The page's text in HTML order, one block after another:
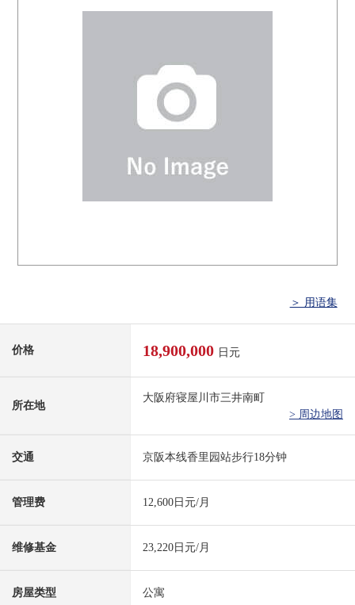
＞ 用语集
价格 18,900,000 日元
所在地
大阪府寝屋川市三井南町
> 周边地图
交通 京阪本线香里园站步行18分钟
管理费 12,600日元/月
维修基金 23,220日元/月
房屋类型 公寓